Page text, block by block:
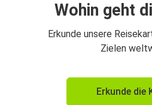
Wohin geht
Erkunde unsere
Zielen
Erkunde die